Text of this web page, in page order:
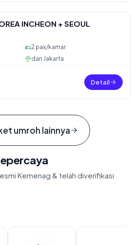
INCHEON + SEOUL
2 pax/kamar
dari Jakarta
Detail
umroh lainnya
Kemenag & telah diverifikasi